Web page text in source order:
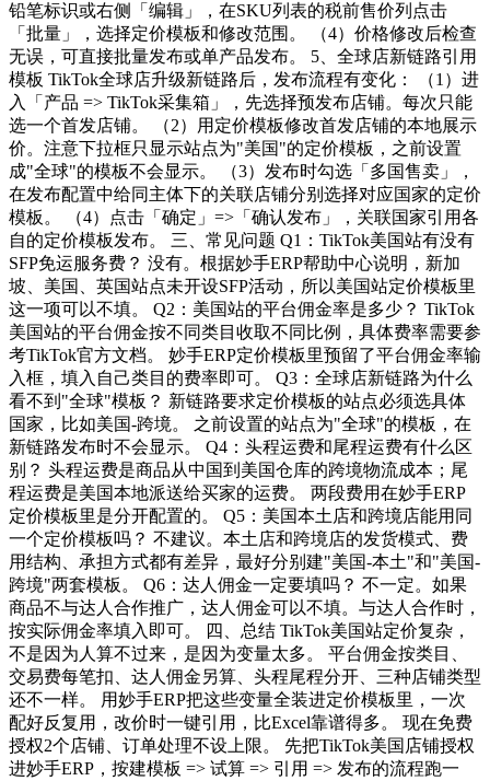
铅笔标识或右侧「编辑」，在SKU列表的税前售价列点击
「批量」，选择定价模板和修改范围。 （4）价格修改后检查
无误，可直接批量发布或单产品发布。 5、全球店新链路引用
模板 TikTok全球店升级新链路后，发布流程有变化： （1）进
入「产品 => TikTok采集箱」，先选择预发布店铺。每次只能
选一个首发店铺。 （2）用定价模板修改首发店铺的本地展示
价。注意下拉框只显示站点为"美国"的定价模板，之前设置
成"全球"的模板不会显示。 （3）发布时勾选「多国售卖」，
在发布配置中给同主体下的关联店铺分别选择对应国家的定价
模板。 （4）点击「确定」=>「确认发布」，关联国家引用各
自的定价模板发布。 三、常见问题 Q1：TikTok美国站有没有
SFP免运服务费？ 没有。根据妙手ERP帮助中心说明，新加
坡、美国、英国站点未开设SFP活动，所以美国站定价模板里
这一项可以不填。 Q2：美国站的平台佣金率是多少？ TikTok
美国站的平台佣金按不同类目收取不同比例，具体费率需要参
考TikTok官方文档。 妙手ERP定价模板里预留了平台佣金率输
入框，填入自己类目的费率即可。 Q3：全球店新链路为什么
看不到"全球"模板？ 新链路要求定价模板的站点必须选具体
国家，比如美国-跨境。 之前设置的站点为"全球"的模板，在
新链路发布时不会显示。 Q4：头程运费和尾程运费有什么区
别？ 头程运费是商品从中国到美国仓库的跨境物流成本；尾
程运费是美国本地派送给买家的运费。 两段费用在妙手ERP
定价模板里是分开配置的。 Q5：美国本土店和跨境店能用同
一个定价模板吗？ 不建议。本土店和跨境店的发货模式、费
用结构、承担方式都有差异，最好分别建"美国-本土"和"美国-
跨境"两套模板。 Q6：达人佣金一定要填吗？ 不一定。如果
商品不与达人合作推广，达人佣金可以不填。与达人合作时，
按实际佣金率填入即可。 四、总结 TikTok美国站定价复杂，
不是因为人算不过来，是因为变量太多。 平台佣金按类目、
交易费每笔扣、达人佣金另算、头程尾程分开、三种店铺类型
还不一样。 用妙手ERP把这些变量全装进定价模板里，一次
配好反复用，改价时一键引用，比Excel靠谱得多。 现在免费
授权2个店铺、订单处理不设上限。 先把TikTok美国店铺授权
进妙手ERP，按建模板 => 试算 => 引用 => 发布的流程跑一